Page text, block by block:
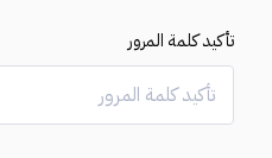
تأكيد كلمة المرور